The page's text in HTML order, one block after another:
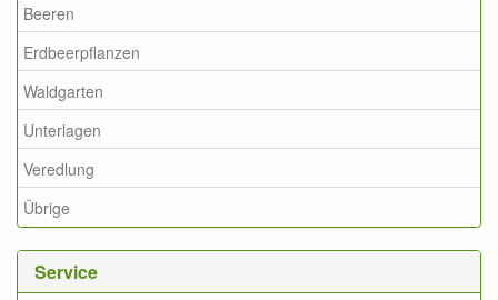
Beeren
Erdbeerpflanzen
Waldgarten
Unterlagen
Veredlung
Übrige
Service